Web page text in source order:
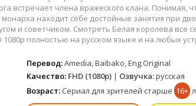
Германия
Турция
Корея Южная
Индия
встречает члена вражеского клана. Понимая,
находит себе достойные занятия при
и советчиком. Смотреть Белая королева все
полностью на русском языке и на любых
Перевод:Amedia, Baibako, Eng.Original
Качество: FHD (1080p)| Озвучка:русская
Возраст:Сериал для зрителей старше 16+